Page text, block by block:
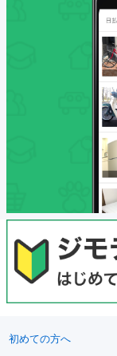
初めての方へ